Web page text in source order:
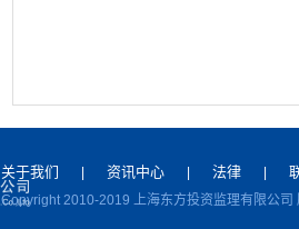
关于我们 资讯中心 法律
Copyright 2010-2019 上海东方投资监理有限公司